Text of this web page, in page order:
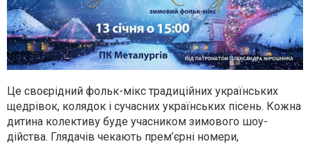
Це своєрідний фольк-мікс традиційних українських
щедрівок, колядок і сучасних українських пісень. Кожна
дитина колективу буде учасником зимового шоу-
дійства. Глядачів чекають прем’єрні номери,